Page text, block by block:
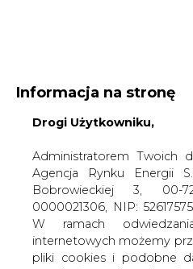
Administratorem Twoich
Bobrowieckiej 3, 00-
W ramach
internetowych możemy
pliki cookies i podobne
urządzeń użytkownika.
zidentyfikować Twoją
traktowane
zgodnie z